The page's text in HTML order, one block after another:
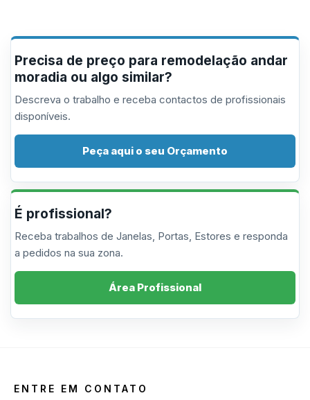
Precisa de preço para remodelação andar
moradia ou algo similar?
Descreva o trabalho e receba contactos de profissionais
disponíveis.
Peça aqui o seu Orçamento
É profissional?
Receba trabalhos de Janelas, Portas, Estores e responda
a pedidos na sua zona.
Área Profissional
ENTRE EM CONTATO